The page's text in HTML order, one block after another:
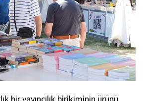
bir yayıncılık birikiminin ürünü